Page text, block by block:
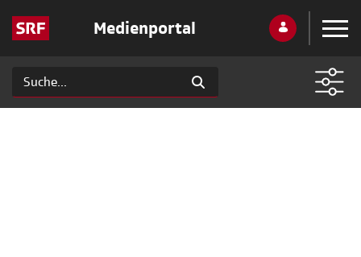
Medienportal